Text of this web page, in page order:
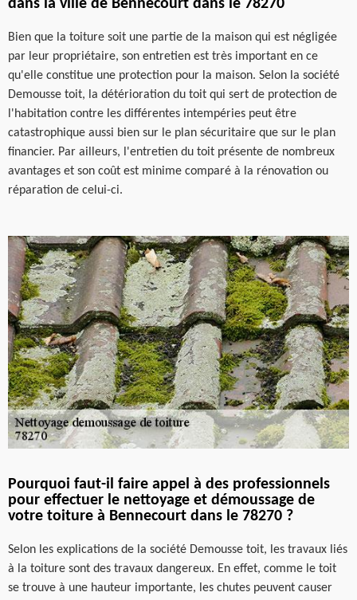
dans la ville de Bennecourt dans le 78270
Bien que la toiture soit une partie de la maison qui est négligée
par leur propriétaire, son entretien est très important en ce
qu'elle constitue une protection pour la maison. Selon la société
Demousse toit, la détérioration du toit qui sert de protection de
l'habitation contre les différentes intempéries peut être
catastrophique aussi bien sur le plan sécuritaire que sur le plan
financier. Par ailleurs, l'entretien du toit présente de nombreux
avantages et son coût est minime comparé à la rénovation ou
réparation de celui-ci.
Pourquoi faut-il faire appel à des professionnels
pour effectuer le nettoyage et démoussage de
votre toiture à Bennecourt dans le 78270 ?
Selon les explications de la société Demousse toit, les travaux liés
à la toiture sont des travaux dangereux. En effet, comme le toit
se trouve à une hauteur importante, les chutes peuvent causer